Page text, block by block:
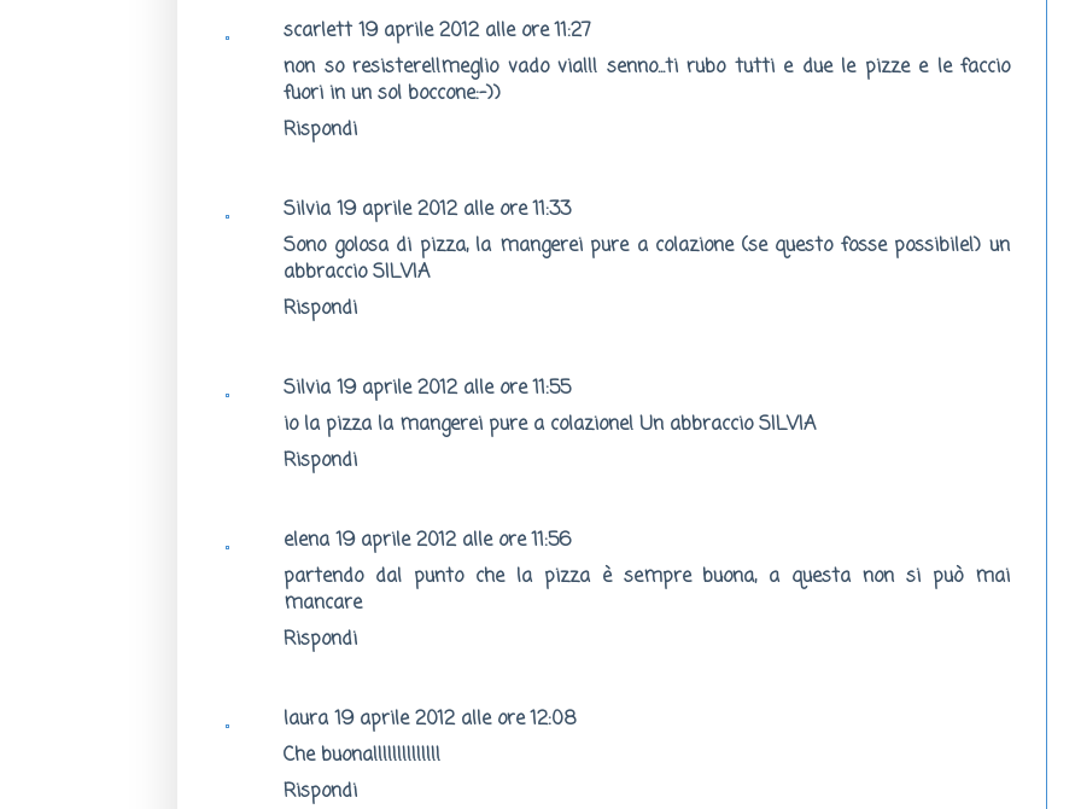
scarlett 19 aprile 2012 alle ore 11:27
non so resistere!!meglio vado via!!! senno...ti rubo tutti e due le pizze e le faccio
fuori in un sol boccone:-))
Rispondi
Silvia 19 aprile 2012 alle ore 11:33
Sono golosa di pizza, la mangerei pure a colazione (se questo fosse possibile!) un
abbraccio SILVIA
Rispondi
Silvia 19 aprile 2012 alle ore 11:55
io la pizza la mangerei pure a colazione! Un abbraccio SILVIA
Rispondi
elena 19 aprile 2012 alle ore 11:56
partendo dal punto che la pizza è sempre buona, a questa non si può mai
mancare
Rispondi
laura 19 aprile 2012 alle ore 12:08
Che buona!!!!!!!!!!!!!!
Rispondi